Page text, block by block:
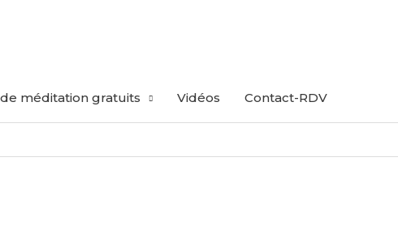
méditation gratuits Vidéos Contact-RDV